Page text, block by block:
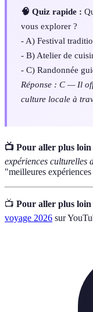
🧠 Quiz rapide :
vous explorer ?
- A) Festival
- B) Atelier de
- C) Randonnée
Réponse : C — Il
culture locale à
📺 Pour aller plus loin
expériences culturelles
"meilleures
📺 Pour aller plus loin
voyage 2026 sur